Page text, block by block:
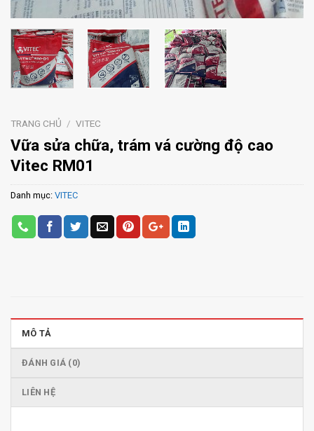
TRANG CHỦ / VITEC
Vữa sửa chữa, trám vá cường độ cao
Vitec RM01
Danh mục: VITEC
MÔ TẢ
ĐÁNH GIÁ (0)
LIÊN HỆ